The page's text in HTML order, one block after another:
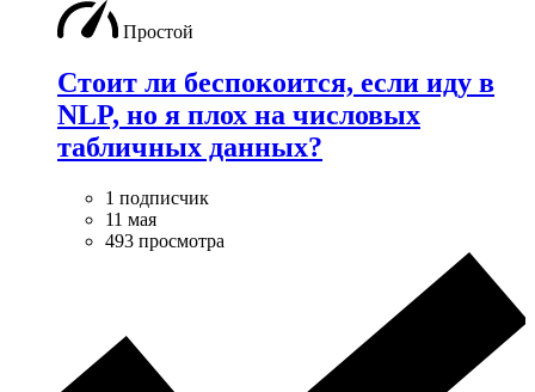
Простой
Стоит ли беспокоится, если иду в
NLP, но я плох на числовых
табличных данных?
1 подписчик
11 мая
493 просмотра